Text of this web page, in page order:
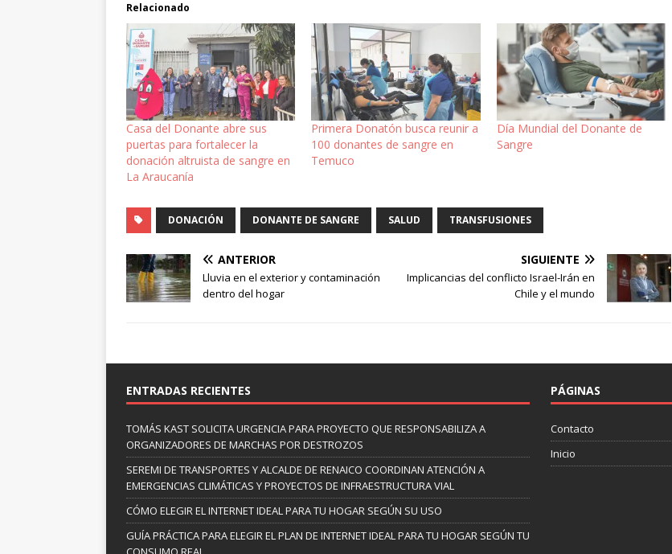
Relacionado
Casa del Donante abre sus
puertas para fortalecer la
donación altruista de sangre en
La Araucanía
Primera Donatón busca reunir a
100 donantes de sangre en
Temuco
Día Mundial del Donante de
Sangre
DONACIÓN DONANTE DE SANGRE SALUD TRANSFUSIONES
ANTERIOR
Lluvia en el exterior y contaminación
dentro del hogar
SIGUIENTE
Implicancias del conflicto Israel-Irán en
Chile y el mundo
ENTRADAS RECIENTES
TOMÁS KAST SOLICITA URGENCIA PARA PROYECTO QUE RESPONSABILIZA A
ORGANIZADORES DE MARCHAS POR DESTROZOS
SEREMI DE TRANSPORTES Y ALCALDE DE RENAICO COORDINAN ATENCIÓN A
EMERGENCIAS CLIMÁTICAS Y PROYECTOS DE INFRAESTRUCTURA VIAL
CÓMO ELEGIR EL INTERNET IDEAL PARA TU HOGAR SEGÚN SU USO
GUÍA PRÁCTICA PARA ELEGIR EL PLAN DE INTERNET IDEAL PARA TU HOGAR SEGÚN TU
PÁGINAS
Contacto
Inicio